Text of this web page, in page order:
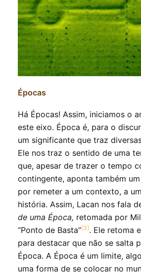
Épocas
Há Épocas! Assim, iniciamos o
este eixo. Época é, para o
um significante que traz
Ele nos traz o sentido de uma
que, apesar de trazer o tempo
contingente, aponta também
por remeter a um contexto, a
história. Assim, Lacan nos fala
de uma Época, retomada por
“Ponto de Basta”[3]. Ele retoma
para destacar que não se salta
Época. A Época é um limite,
uma forma de se colocar no